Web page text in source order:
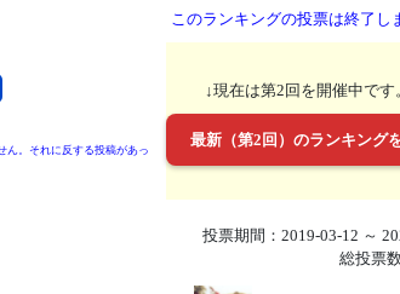
ん。それに反する投稿があっ
このランキングの投票は終了し
↓現在は第2回を開催中です
最新（第2回）のランキング
投票期間：2019-03-12 ～
総投票